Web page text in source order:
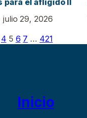
para el afligido II
julio 29, 2026
4 5 6 7 … 421
Inicio